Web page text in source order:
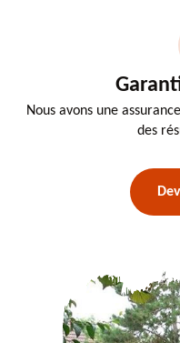
Nous avons une
des